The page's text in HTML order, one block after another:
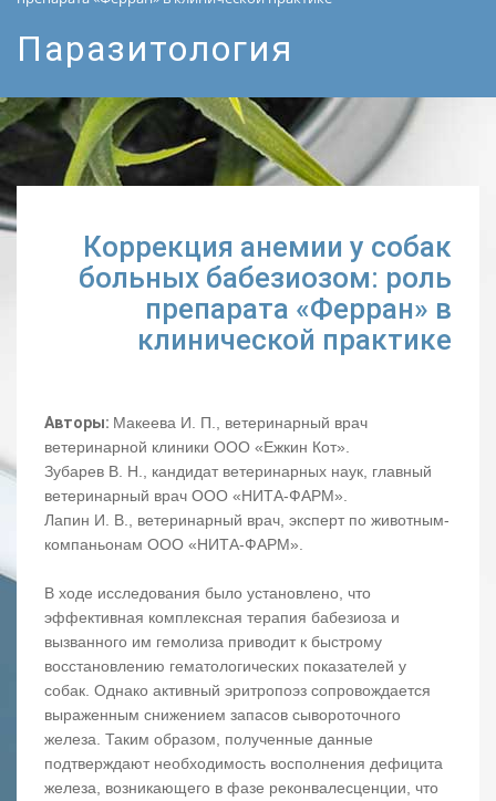
Паразитология
Коррекция анемии у собак
больных бабезиозом: роль
препарата «Ферран» в
клинической практике
Авторы: Макеева И. П., ветеринарный врач
ветеринарной клиники ООО «Ежкин Кот».
Зубарев В. Н., кандидат ветеринарных наук, главный
ветеринарный врач ООО «НИТА-ФАРМ».
Лапин И. В., ветеринарный врач, эксперт по животным-
компаньонам ООО «НИТА-ФАРМ».
В ходе исследования было установлено, что
эффективная комплексная терапия бабезиоза и
вызванного им гемолиза приводит к быстрому
восстановлению гематологических показателей у
собак. Однако активный эритропоэз сопровождается
выраженным снижением запасов сывороточного
железа. Таким образом, полученные данные
подтверждают необходимость восполнения дефицита
железа, возникающего в фазе реконвалесценции, что